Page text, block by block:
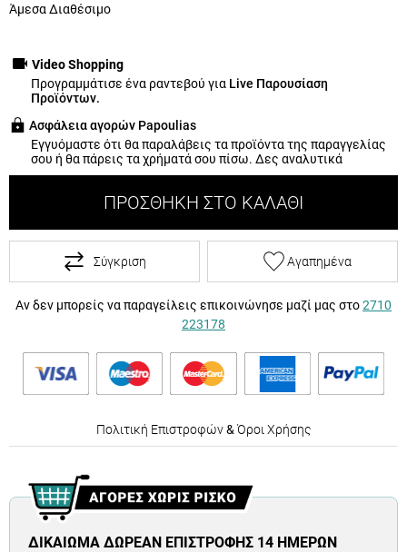
Άμεσα Διαθέσιμο
Video Shopping
Προγραμμάτισε ένα ραντεβού για Live Παρουσίαση
Προϊόντων.
Ασφάλεια αγορών Papoulias
Εγγυόμαστε ότι θα παραλάβεις τα προϊόντα της παραγγελίας
σου ή θα πάρεις τα χρήματά σου πίσω. Δες αναλυτικά
ΠΡΟΣΘΉΚΗ ΣΤΟ ΚΑΛΆΘΙ
Σύγκριση Αγαπημένα
Αν δεν μπορείς να παραγείλεις επικοινώνησε μαζί μας στο2710
223178
Πολιτική Επιστροφών& Όροι Χρήσης
ΔΙΚΑΊΩΜΑ ΔΩΡΕΆΝ ΕΠΙΣΤΡΟΦΉΣ 14 ΗΜΕΡΏΝ